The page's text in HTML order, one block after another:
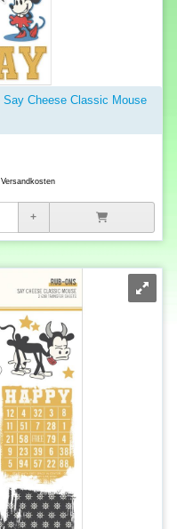
Cheese Classic Mouse
Versandkosten